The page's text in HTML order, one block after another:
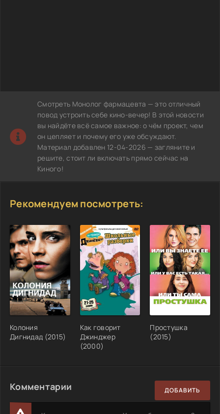
Смотреть Монолог фармацевта — это отличный
повод устроить себе кино-вечер! В этой новости
вы найдёте всё самое важное: о чём проект, чем
он цепляет и почему его уже обсуждают.
Материал добавлен 12-04-2026 — загляните и
решите, стоит ли включать прямо сейчас на
Киного!
Рекомендуем посмотреть:
Колония
Дигнидад (2015)
Как говорит
Джинджер
(2000)
Простушка
(2015)
Комментарии ДОБАВИТЬ